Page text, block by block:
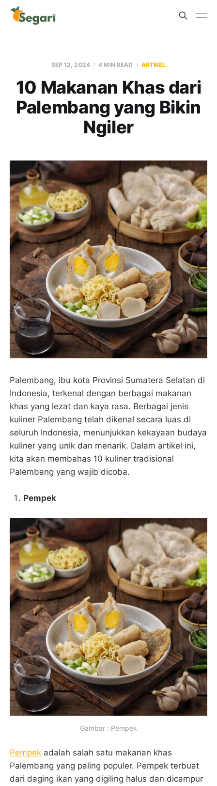
SEP 12, 2024 4 MIN READ ARTIKEL
10 Makanan Khas dari
Palembang yang Bikin
Ngiler
Palembang, ibu kota Provinsi Sumatera Selatan di
Indonesia, terkenal dengan berbagai makanan
khas yang lezat dan kaya rasa. Berbagai jenis
kuliner Palembang telah dikenal secara luas di
seluruh Indonesia, menunjukkan kekayaan budaya
kuliner yang unik dan menarik. Dalam artikel ini,
kita akan membahas 10 kuliner tradisional
Palembang yang wajib dicoba.
Pempek
Gambar : Pempek
Pempek adalah salah satu makanan khas
Palembang yang paling populer. Pempek terbuat
dari daging ikan yang digiling halus dan dicampur